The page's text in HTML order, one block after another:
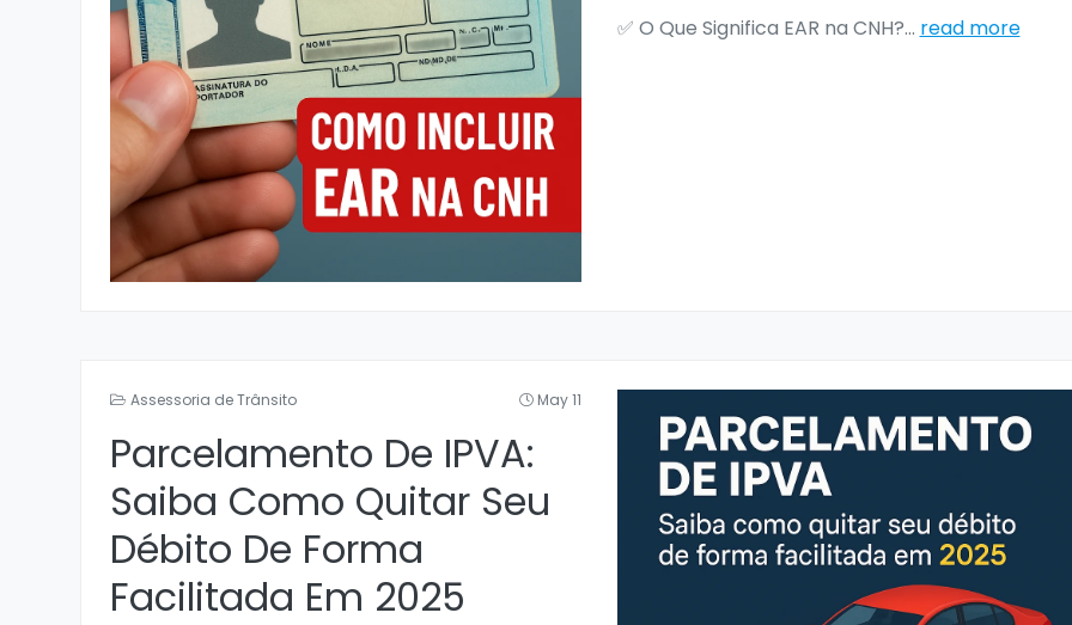
✅ O Que Significa EAR na CNH?... read more
Assessoria de Trânsito May 11
Parcelamento De IPVA:
Saiba Como Quitar Seu
Débito De Forma
Facilitada Em 2025